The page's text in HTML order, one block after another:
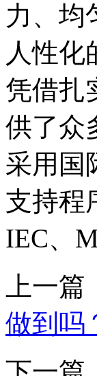
力、均
人性化
凭借扎
供了众
采用国
支持程
IEC、
上一篇
做到吗